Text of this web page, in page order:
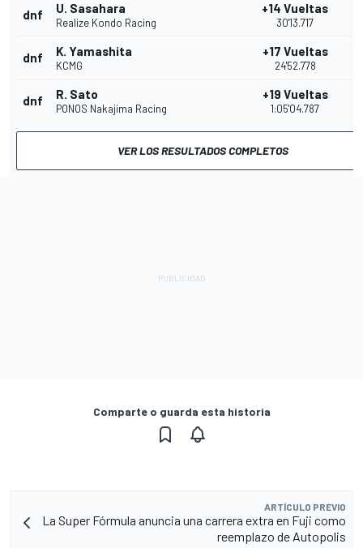
dnf U. Sasahara
Realize Kondo Racing
+14 Vueltas
30'13.717
dnf K. Yamashita
KCMG
+17 Vueltas
24'52.778
dnf R. Sato
PONOS Nakajima Racing
+19 Vueltas
1:05'04.787
VER LOS RESULTADOS COMPLETOS
Comparte o guarda esta historia
ARTÍCULO PREVIO
La Super Fórmula anuncia una carrera extra en Fuji como
reemplazo de Autopolis